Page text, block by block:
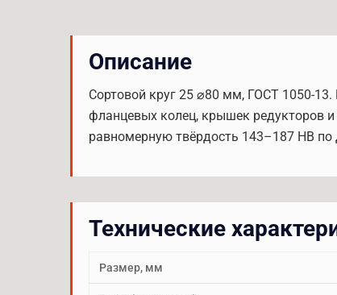
Описание
Сортовой круг 25 ⌀80 мм, ГОСТ 1050-
фланцевых колец, крышек редукторов
равномерную твёрдость 143–187 HB по
Технические
Размер, мм